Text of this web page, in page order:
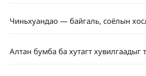
Чиньхуандао — байгаль, соёлын
Алтан бумба ба хутагт хувилгаадыг